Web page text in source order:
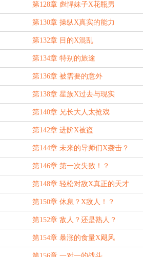
第128章 彪悍妹子X花瓶男
第130章 操纵X真实的能力
第132章 目的X混乱
第134章 特别的旅途
第136章 被需要的意外
第138章 星族X过去与现实
第140章 兄长大人太抢戏
第142章 进阶X被盗
第144章 未来的导师们X袭击？
第146章 第一次失败！？
第148章 轻松对敌X真正的天才
第150章 休息？X敌人！？
第152章 敌人？还是熟人？
第154章 暴涨的食量X飓风